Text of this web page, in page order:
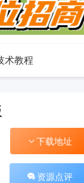
术教程
下载地址
资源点评